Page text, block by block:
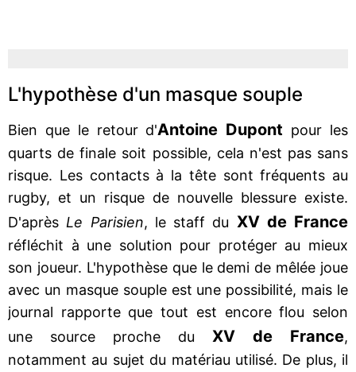
L'hypothèse d'un masque souple
Bien que le retour d'Antoine Dupont pour les
quarts de finale soit possible, cela n'est pas sans
risque. Les contacts à la tête sont fréquents au
rugby, et un risque de nouvelle blessure existe.
D'après Le Parisien, le staff du XV de France
réfléchit à une solution pour protéger au mieux
son joueur. L'hypothèse que le demi de mêlée joue
avec un masque souple est une possibilité, mais le
journal rapporte que tout est encore flou selon
une source proche du
XV de France,
notamment au sujet du matériau utilisé. De plus, il